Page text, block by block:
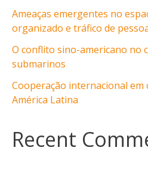
Ameaças emergentes no
organizado e tráfico de
O conflito sino-americano no
submarinos
Cooperação internacional em
América Latina
Recent